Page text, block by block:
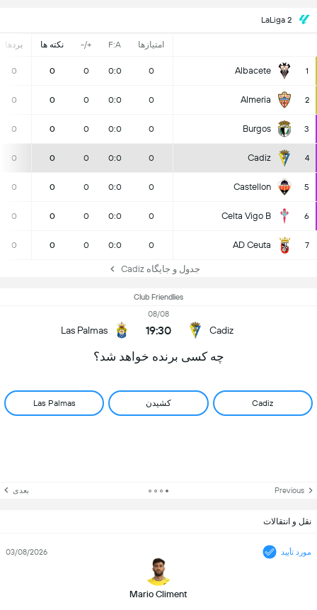
LaLiga 2
امتیازها F:A
+/- نکته ها بردها
1
Albacete
0
0:0
0
0
0
2
Almeria
0
0:0
0
0
0
3
Burgos
0
0:0
0
0
0
4
Cadiz
0
0:0
0
0
0
5
Castellon
0
0:0
0
0
0
6
Celta Vigo B
0
0:0
0
0
0
7
AD Ceuta
0
0:0
0
0
0
جدول و جایگاه Cadiz
Club Friendlies
Cadiz
08/08
19:30
Las Palmas
چه کسی برنده خواهد شد؟
Cadiz کشیدن Las Palmas
Previous بعدی
نقل و انتقالات
مورد تأیید
Mario Climent
03/08/2026